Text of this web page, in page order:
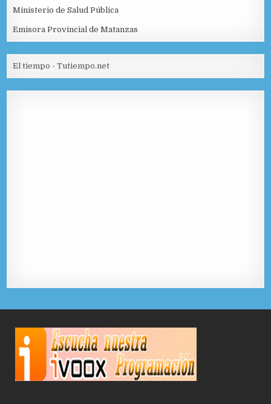
Ministerio de Salud Pública
Emisora Provincial de Matanzas
El tiempo - Tutiempo.net